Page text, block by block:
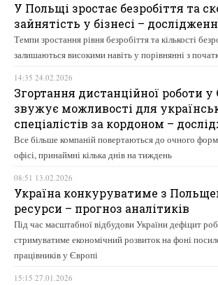
У Польщі зростає безробіття та
зайнятість у бізнесі –
Темпи зростання рівня безробіття та кількості
залишаються високими навіть у порівнянні з
14:35 24.02.2026
Згортання дистанційної роботи у
звужує можливості для
спеціалістів за кордоном –
Все більше компаній повертаються до очного
офісі, принаймні кілька днів на тиждень
08:51 13.02.2026
Україна конкуруватиме з
ресурси – прогноз аналітиків
Під час масштабної відбудови України дефіцит
стримуватиме економічний розвиток на фоні
працівників у Європі
15:15 27.01.2026